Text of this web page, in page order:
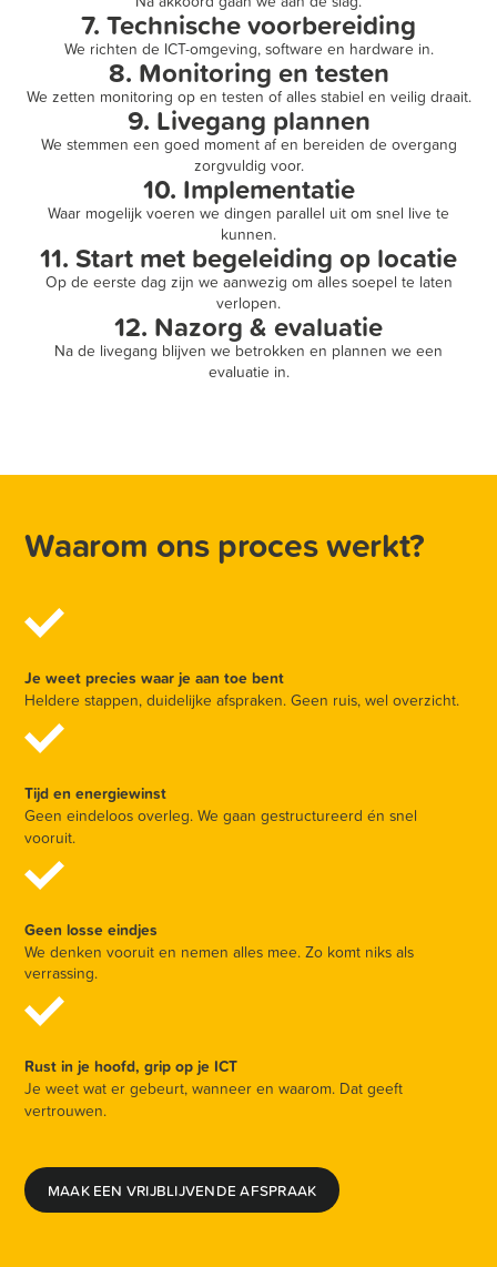
7. Technische voorbereiding
We richten de ICT-omgeving, software en hardware in.
8. Monitoring en testen
We zetten monitoring op en testen of alles stabiel en veilig draait.
9. Livegang plannen
We stemmen een goed moment af en bereiden de overgang
zorgvuldig voor.
10. Implementatie
Waar mogelijk voeren we dingen parallel uit om snel live te
kunnen.
11. Start met begeleiding op locatie
Op de eerste dag zijn we aanwezig om alles soepel te laten
verlopen.
12. Nazorg & evaluatie
Na de livegang blijven we betrokken en plannen we een
evaluatie in.
Waarom ons proces werkt?
Je weet precies waar je aan toe bent
Heldere stappen, duidelijke afspraken. Geen ruis, wel overzicht.
Tijd en energiewinst
Geen eindeloos overleg. We gaan gestructureerd én snel
vooruit.
Geen losse eindjes
We denken vooruit en nemen alles mee. Zo komt niks als
verrassing.
Rust in je hoofd, grip op je ICT
Je weet wat er gebeurt, wanneer en waarom. Dat geeft
vertrouwen.
MAAK EEN VRIJBLIJVENDE AFSPRAAK